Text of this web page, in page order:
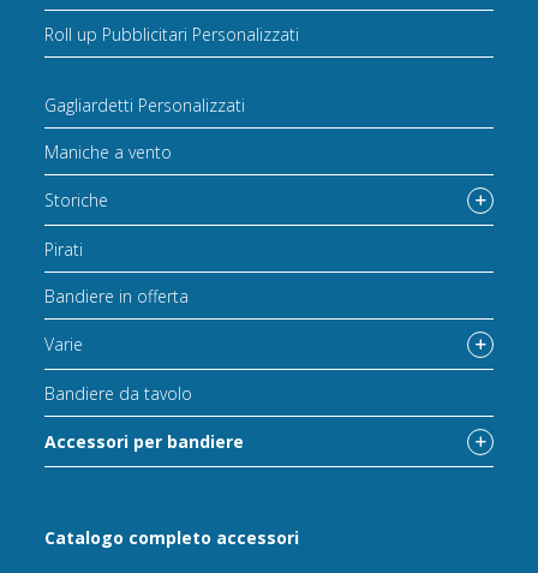
Roll up Pubblicitari Personalizzati
Gagliardetti Personalizzati
Maniche a vento
Storiche
Pirati
Bandiere in offerta
Varie
Bandiere da tavolo
Accessori per bandiere
Catalogo completo accessori